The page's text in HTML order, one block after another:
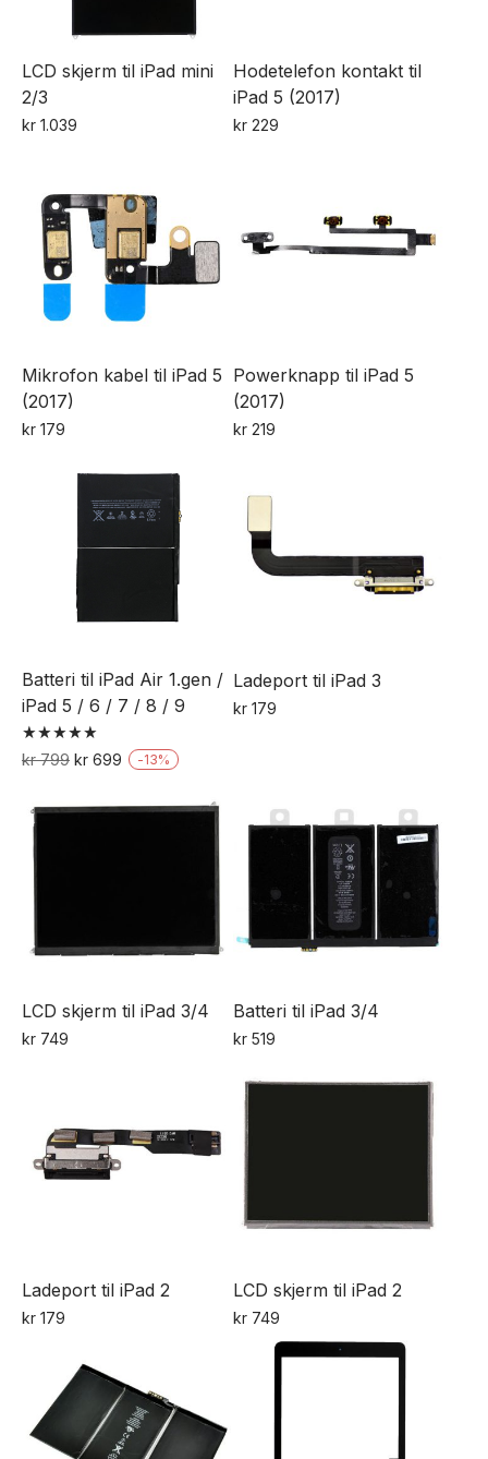
LCD skjerm til iPad mini
2/3
kr 1.039
Hodetelefon kontakt til
iPad 5 (2017)
kr 229
flere
på
produktsiden
Mikrofon kabel til iPad 5
(2017)
kr 179
Powerknapp til iPad 5
(2017)
kr 219
Batteri til iPad Air 1.gen /
iPad 5 / 6 / 7 / 8 / 9
Vurdert
5.00
kr799 Opprinnelig
var:
kr 699 Nåværende
er:
-13%
Ladeport til iPad 3
kr 179
LCD skjerm til iPad 3/4
kr 749
Batteri til iPad 3/4
kr 519
Ladeport til iPad 2
kr 179
LCD skjerm til iPad 2
kr 749